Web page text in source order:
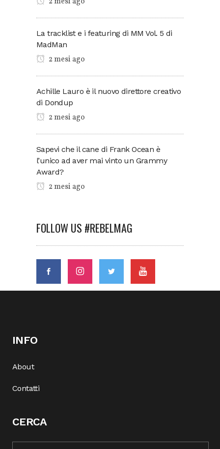
La tracklist e i featuring di MM Vol. 5 di
MadMan
2 mesi ago
Achille Lauro è il nuovo direttore creativo
di Dondup
2 mesi ago
Sapevi che il cane di Frank Ocean è
l’unico ad aver mai vinto un Grammy
Award?
2 mesi ago
FOLLOW US #REBELMAG
INFO
About
Contatti
CERCA